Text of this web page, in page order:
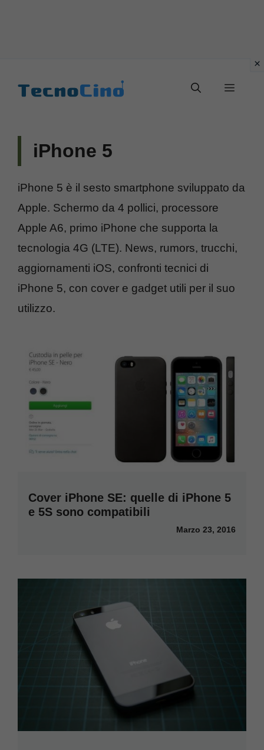
Menu
iPhone 5
iPhone 5 è il sesto smartphone sviluppato da
Apple. Schermo da 4 pollici, processore
Apple A6, primo iPhone che supporta la
tecnologia 4G (LTE). News, rumors, trucchi,
aggiornamenti iOS, confronti tecnici di
iPhone 5, con cover e gadget utili per il suo
utilizzo.
Cover iPhone SE: quelle di iPhone 5
e 5S sono compatibili
Marzo 23, 2016